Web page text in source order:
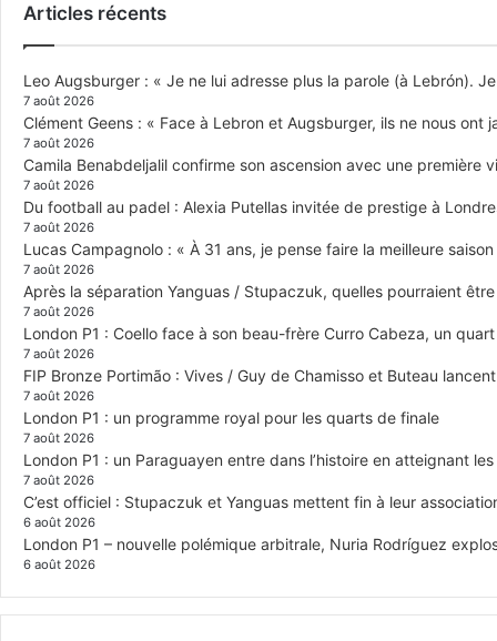
Articles récents
Leo Augsburger : « Je ne lui adresse plus la parole (à Lebrón).
7 août 2026
Clément Geens : « Face à Lebron et Augsburger, ils ne nous ont
7 août 2026
Camila Benabdeljalil confirme son ascension avec une première
7 août 2026
Du football au padel : Alexia Putellas invitée de prestige à
7 août 2026
Lucas Campagnolo : « À 31 ans, je pense faire la meilleure
7 août 2026
Après la séparation Yanguas / Stupaczuk, quelles pourraient
7 août 2026
London P1 : Coello face à son beau-frère Curro Cabeza, un
7 août 2026
FIP Bronze Portimão : Vives / Guy de Chamisso et Buteau
7 août 2026
London P1 : un programme royal pour les quarts de finale
7 août 2026
London P1 : un Paraguayen entre dans l’histoire en atteignant
7 août 2026
C’est officiel : Stupaczuk et Yanguas mettent fin à leur
6 août 2026
London P1 – nouvelle polémique arbitrale, Nuria Rodríguez
6 août 2026